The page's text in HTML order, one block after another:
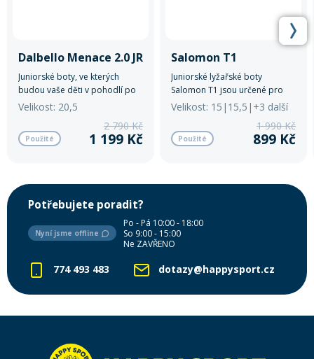
Dalbello Menace 2.0 JR
Juniorské boty, ve kterých
budou vaše děti v pohodlí po
celý den.
Velikost: 20,5
Použité
2 790 Kč
1 199 Kč
Salomon T1
Juniorské lyžařské boty
Salomon T1 jsou určené pro
nejmenší začínající lyžaře,
kterým nabízejí pohodlí,
snadné obouvání a stabilitu při
prvních jízdách na svahu.
Velikost: 15|15,5|+3 další
Použité
1 990 Kč
899 Kč
Potřebujete poradit?
Nyní jsme offline
Po - Pá 10:00 - 18:00
So 9:00 - 15:00
Ne ZAVŘENO
774 493 483 dotazy@happysport.cz